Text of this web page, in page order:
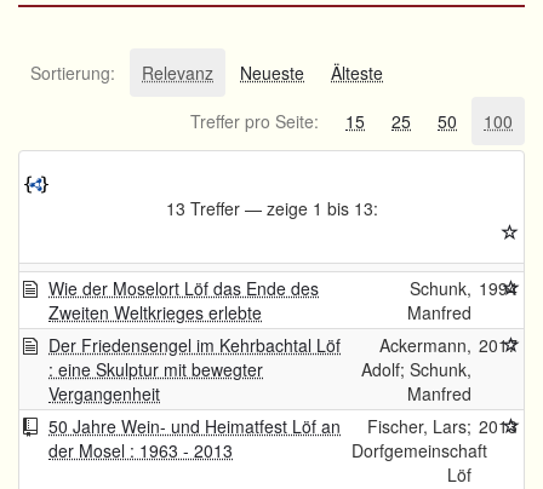
Sortierung: Relevanz Neueste
Älteste
Treffer pro Seite:
15 25 50 100
13 Treffer — zeige 1 bis 13:
Wie der Moselort Löf das Ende des
Zweiten Weltkrieges erlebte
Schunk,
Manfred
1994
Der Friedensengel im Kehrbachtal Löf
: eine Skulptur mit bewegter
Vergangenheit
Ackermann,
Adolf; Schunk,
Manfred
2017
50 Jahre Wein- und Heimatfest Löf an
der Mosel : 1963 - 2013
Fischer, Lars;
Dorfgemeinschaft
Löf
2013